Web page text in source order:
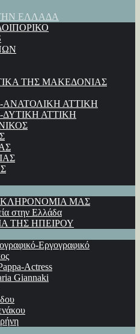
ΕΛΛΑΔΑ
ΤΗΣ ΜΑΚΕΔΟΝΙΑΣ
ΑΝΑΤΟΛΙΚΗ ΑΤΤΙΚΗ
ΔΥΤΙΚΗ ΑΤΤΙΚΗ
ΚΛΗΡΟΝΟΜΙΑ ΜΑΣ
στην Ελλάδα
ΤΗΣ ΗΠΕΙΡΟΥ
Εργογραφικό
Αctress
Giannaki